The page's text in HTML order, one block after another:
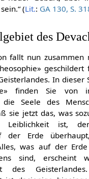
(Lit.: GA 130, S.
des
fallt nun
geschildert
In dieser
finden Sie von
die Seele des
sie jetzt das, was
Leiblichkeit ist,
der Erde
was auf der
sind, erscheint
des